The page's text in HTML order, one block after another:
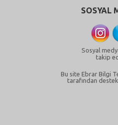
SOSYAL
Sosyal
takip
Bu site Ebrar Bilgi
tarafından